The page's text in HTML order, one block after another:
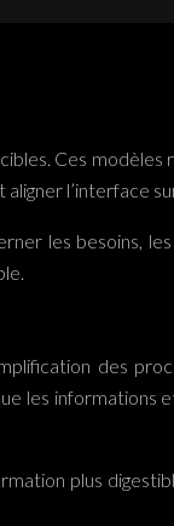
Ces
les besoins,
des
informations
plus